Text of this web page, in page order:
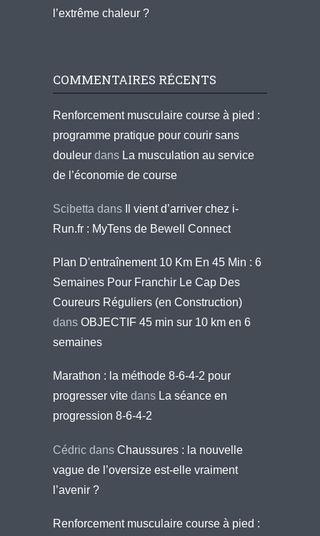
l’extrême chaleur ?
COMMENTAIRES RÉCENTS
Renforcement musculaire course à pied :
programme pratique pour courir sans
douleur dans La musculation au service
de l’économie de course
Scibetta dans
Il vient d’arriver chez i-
Run.fr : MyTens de Bewell Connect
Plan D'entraînement 10 Km En 45 Min : 6
Semaines Pour Franchir Le Cap Des
Coureurs Réguliers (en Construction)
dans OBJECTIF 45 min sur 10 km en 6
semaines
Marathon : la méthode 8-6-4-2 pour
progresser vite dans La séance en
progression 8-6-4-2
Cédric dans Chaussures : la nouvelle
vague de l’oversize est-elle vraiment
l’avenir ?
Renforcement musculaire course à pied :